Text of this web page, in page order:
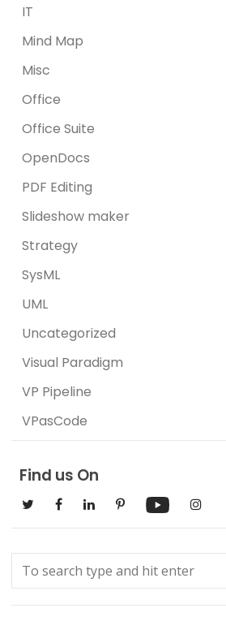
IT
Mind Map
Misc
Office
Office Suite
OpenDocs
PDF Editing
Slideshow maker
Strategy
SysML
UML
Uncategorized
Visual Paradigm
VP Pipeline
VPasCode
Find us On